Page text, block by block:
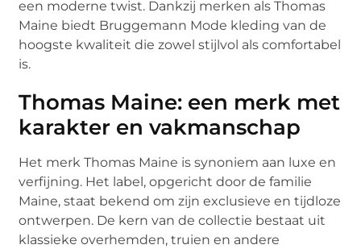
een moderne twist. Dankzij merken als Thomas
Maine biedt Bruggemann Mode kleding van de
hoogste kwaliteit die zowel stijlvol als comfortabel
is.
Thomas Maine: een merk met
karakter en vakmanschap
Het merk Thomas Maine is synoniem aan luxe en
verfijning. Het label, opgericht door de familie
Maine, staat bekend om zijn exclusieve en tijdloze
ontwerpen. De kern van de collectie bestaat uit
klassieke overhemden, truien en andere